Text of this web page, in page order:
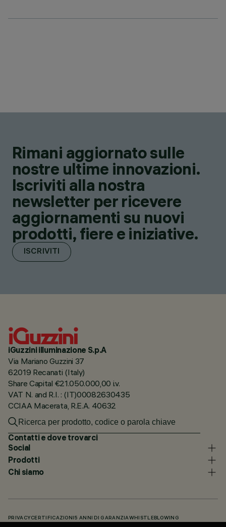
Rimani aggiornato sulle
nostre ultime innovazioni.
Iscriviti alla nostra
newsletter per ricevere
aggiornamenti su nuovi
prodotti, fiere e iniziative.
ISCRIVITI
iGuzzini illuminazione S.p.A
Via Mariano Guzzini 37
62019 Recanati (Italy)
Share Capital €21.050.000,00 i.v.
VAT N. and R.I. : (IT)00082630435
CCIAA Macerata, R.E.A. 40632
Contatti e dove trovarci
Social
Prodotti
Chi siamo
PRIVACY CERTIFICAZIONI 5 ANNI DI GARANZIAWHISTLEBLOWING